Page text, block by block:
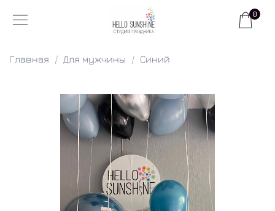
0
Главная Для мужчины Синий